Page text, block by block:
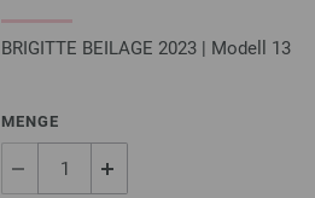
BRIGITTE BEILAGE 2023 | Modell 13
MENGE